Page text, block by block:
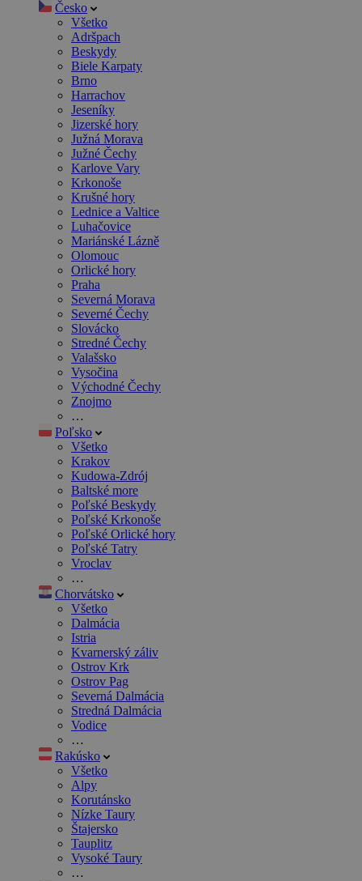
Česko
Všetko
Adršpach
Beskydy
Biele Karpaty
Brno
Harrachov
Jeseníky
Jizerské hory
Južná Morava
Južné Čechy
Karlove Vary
Krkonoše
Krušné hory
Lednice a Valtice
Luhačovice
Mariánské Lázně
Olomouc
Orlické hory
Praha
Severná Morava
Severné Čechy
Slovácko
Stredné Čechy
Valašsko
Vysočina
Východné Čechy
Znojmo
…
Poľsko
Všetko
Krakov
Kudowa-Zdrój
Baltské more
Poľské Beskydy
Poľské Krkonoše
Poľské Orlické hory
Poľské Tatry
Vroclav
…
Chorvátsko
Všetko
Dalmácia
Istria
Kvarnerský záliv
Ostrov Krk
Ostrov Pag
Severná Dalmácia
Stredná Dalmácia
Vodice
…
Rakúsko
Všetko
Alpy
Korutánsko
Nízke Taury
Štajersko
Tauplitz
Vysoké Taury
…